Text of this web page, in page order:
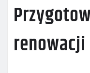
renowacji